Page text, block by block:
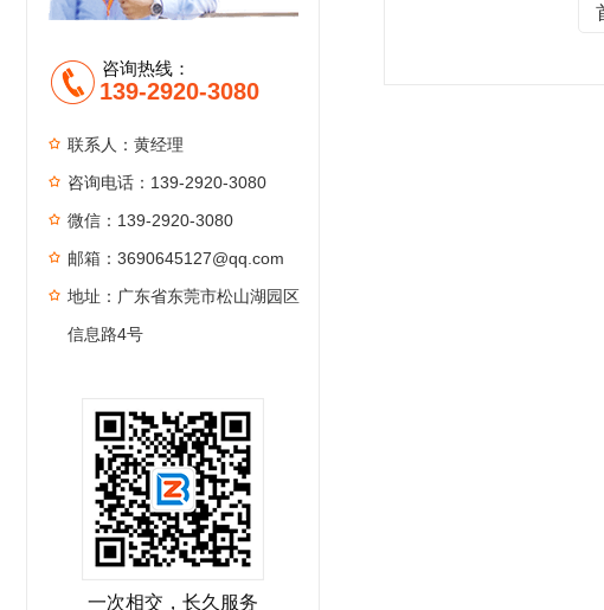
咨询热线：
139-2920-3080
联系人：黄经理
咨询电话：139-2920-3080
微信：139-2920-3080
邮箱：3690645127@qq.com
地址：广东省东莞市松山湖园区
信息路4号
一次相交，长久服务